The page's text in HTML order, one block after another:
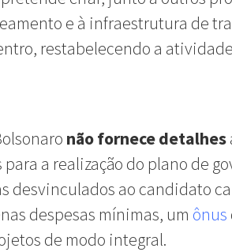
e à infraestrutura de
restabelecendo a
não fornece detalhes
a realização do plano de
desvinculados ao candidato
despesas mínimas, um ônus
de modo integral.